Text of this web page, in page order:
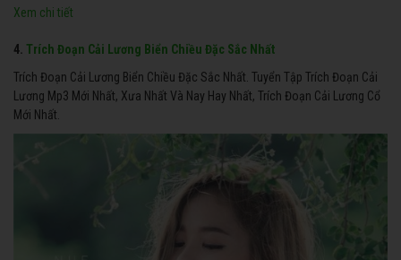
Xem chi tiết
4. Trích Đoạn Cải Lương Biển Chiều Đặc Sắc Nhất
Trích Đoạn Cải Lương Biển Chiều Đặc Sắc Nhất. Tuyển Tập Trích Đoạn Cải
Lương Mp3 Mới Nhất, Xưa Nhất Và Nay Hay Nhất, Trích Đoạn Cải Lương Cổ
Mới Nhất.